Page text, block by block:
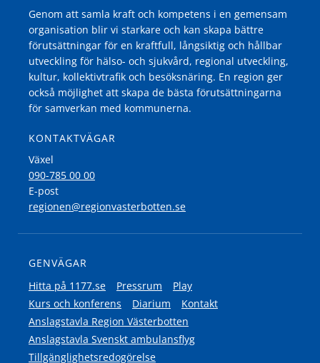
Genom att samla kraft och kompetens i en gemensam
organisation blir vi starkare och kan skapa bättre
förutsättningar för en kraftfull, långsiktig och hållbar
utveckling för hälso- och sjukvård, regional utveckling,
kultur, kollektivtrafik och besöksnäring. En region ger
också möjlighet att skapa de bästa förutsättningarna
för samverkan med kommunerna.
KONTAKTVÄGAR
Växel
090-785 00 00
E-post
regionen@regionvasterbotten.se
GENVÄGAR
Hitta på 1177.se
Pressrum
Play
Kurs och konferens
Diarium
Kontakt
Anslagstavla Region Västerbotten
Anslagstavla Svenskt ambulansflyg
Tillgänglighetsredogörelse